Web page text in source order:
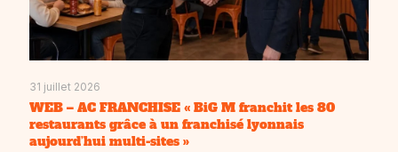
31 juillet 2026
WEB – AC FRANCHISE « BiG M franchit les 80
restaurants grâce à un franchisé lyonnais
aujourd’hui multi-sites »